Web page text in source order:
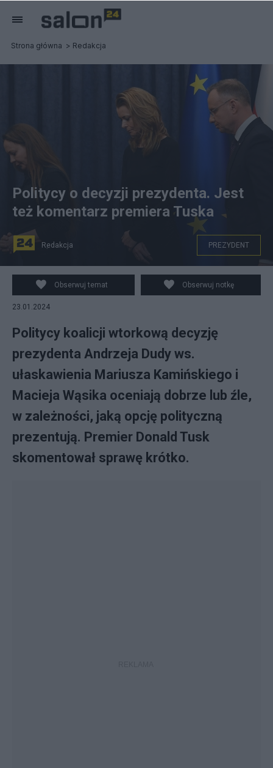
Strona główna Redakcja
Prezydent RP Andrzej Duda (P), żona Mariusza
Kamińskiego Barbara Kamińska (L) i żona Macieja
Wąsika Romualda Wąsik (C). Fot. PAP/Piotr Nowak
Politycy o decyzji prezydenta. Jest
też komentarz premiera Tuska
Redakcja PREZYDENT
Obserwuj temat Obserwuj notkę
23.01.2024
Politycy koalicji wtorkową decyzję
prezydenta Andrzeja Dudy ws.
ułaskawienia Mariusza Kamińskiego i
Macieja Wąsika oceniają dobrze lub źle,
w zależności, jaką opcję polityczną
prezentują. Premier Donald Tusk
skomentował sprawę krótko.